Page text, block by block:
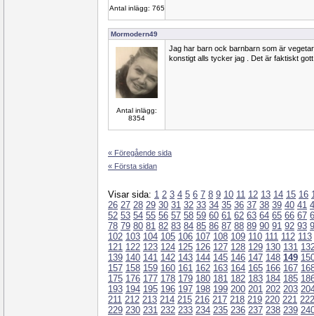
Antal inlägg: 765
Mormodern49
Antal inlägg:
8354
Jag har barn ock barnbarn som är
konstigt alls tycker jag . Det är faktiskt
« Föregående sida
« Första sidan
Visar sida: 1 2 3 4 5 6 7 8 9 10 11 12 13 14 15 16
26 27 28 29 30 31 32 33 34 35 36 37 38 39 40 41
52 53 54 55 56 57 58 59 60 61 62 63 64 65 66 67
78 79 80 81 82 83 84 85 86 87 88 89 90 91 92 93
102 103 104 105 106 107 108 109 110 111 112 113
121 122 123 124 125 126 127 128 129 130 131
139 140 141 142 143 144 145 146 147 148 149
157 158 159 160 161 162 163 164 165 166 167
175 176 177 178 179 180 181 182 183 184 185
193 194 195 196 197 198 199 200 201 202 203
211 212 213 214 215 216 217 218 219 220 221 222
229 230 231 232 233 234 235 236 237 238 239